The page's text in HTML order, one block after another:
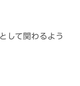
して関わるよう